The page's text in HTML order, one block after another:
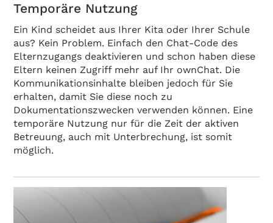
Temporäre Nutzung
Ein Kind scheidet aus Ihrer Kita oder Ihrer Schule
aus? Kein Problem. Einfach den Chat-Code des
Elternzugangs deaktivieren und schon haben diese
Eltern keinen Zugriff mehr auf Ihr ownChat. Die
Kommunikationsinhalte bleiben jedoch für Sie
erhalten, damit Sie diese noch zu
Dokumentationszwecken verwenden können. Eine
temporäre Nutzung nur für die Zeit der aktiven
Betreuung, auch mit Unterbrechung, ist somit
möglich.